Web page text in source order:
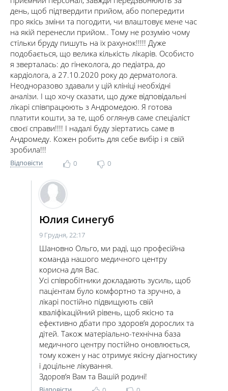
день, щоб підтвердити прийом, або попередити
про якісь зміни та погодити, чи влаштовує мене час
на якій перенесли прийом.. Тому не розумію чому
стільки бруду пишуть на їх рахунок!!!!! Дуже
подобається, що велика кількість лікарів. Особисто
я зверталась: до гінеколога, до педіатра, до
кардіолога, а 27.10.2020 року до дерматолога.
Неодноразово здавали у цій клініці необхідні
аналізи. І що хочу сказати, що дуже відповідальні
лікарі співпрацюють з Андромедою. Я готова
платити кошти, за те, щоб оглянув саме спеціаліст
своєї справи!!!! І надалі буду зіертатись саме в
Андромеду. Кожен робить для себе вибір і я свій
зробила!!!
Відповісти 0 0
Юлия Синегуб
9 Грудня, 22:17
Шановно Ольго, ми раді, що професійна
команда нашого медичного центру
корисна для Вас.
Усі співробітники докладають зусиль, щоб
пацієнтам було комфортно та зручно, а
лікарі постійно підвищують свій
кваліфікаційний рівень, щоб якісно та
ефективно дбати про здоров’я дорослих та
дітей. Також матеріально-технічна база
медичного центру постійно оновлюється,
тому кожен у нас отримує якісну діагностику
і доцільне лікування.
Здоров’я Вам та Вашій родині!